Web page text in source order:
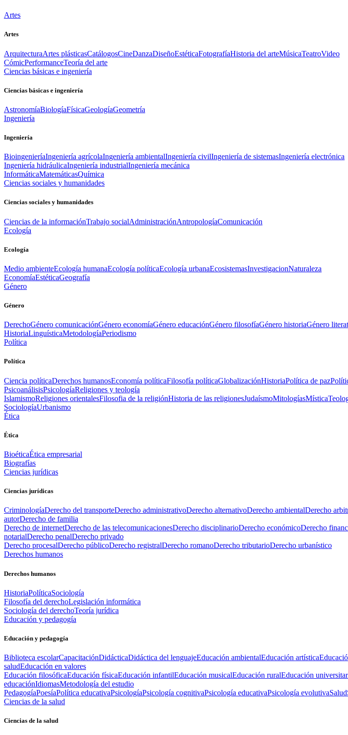
Artes
Artes
ArquitecturaArtes plásticasCatálogosCineDanzaDiseñoEstéticaFotografíaHistoria del arteMúsicaTeatroVideo
CómicPerformanceTeoría del arte
Ciencias básicas e ingeniería
Ciencias básicas e ingeniería
AstronomíaBiologíaFísicaGeologíaGeometría
Ingeniería
Ingeniería
BioingenieríaIngeniería agrícolaIngeniería ambientalIngeniería civilIngeniería de sistemasIngeniería electrónica
Ingeniería hidráulicaIngeniería industrialIngeniería mecánica
InformáticaMatemáticasQuímica
Ciencias sociales y humanidades
Ciencias sociales y humanidades
Ciencias de la informaciónTrabajo socialAdministraciónAntropologíaComunicación
Ecología
Ecología
Medio ambienteEcología humanaEcología políticaEcología urbanaEcosistemasInvestigacionNaturaleza
EconomíaEstéticaGeografía
Género
Género
DerechoGénero comunicaciónGénero economíaGénero educaciónGénero filosofíaGénero historiaGénero
HistoriaLinguísticaMetodologíaPeriodismo
Política
Política
Ciencia políticaDerechos humanosEconomía políticaFilosofía políticaGlobalizaciónHistoriaPolítica de paz
PsicoanálisisPsicologíaReligiones y teología
IslamismoReligiones orientalesFilosofia de la religiónHistoria de las religionesJudaísmoMitologíasMística
SociologíaUrbanismo
Ética
Ética
BioéticaÉtica empresarial
Biografías
Ciencias jurídicas
Ciencias jurídicas
CriminologíaDerecho del transporteDerecho administrativoDerecho alternativoDerecho ambientalDerecho
autorDerecho de familia
Derecho de internetDerecho de las telecomunicacionesDerecho disciplinarioDerecho económicoDerecho
notarialDerecho penalDerecho privado
Derecho procesalDerecho públicoDerecho registralDerecho romanoDerecho tributarioDerecho urbanístico
Derechos humanos
Derechos humanos
HistoriaPolíticaSociología
Filosofía del derechoLegislación informática
Sociología del derechoTeoría jurídica
Educación y pedagogía
Educación y pedagogía
Biblioteca escolarCapacitaciónDidácticaDidáctica del lenguajeEducación ambientalEducación artística
saludEducación en valores
Educación filosóficaEducación físicaEducación infantilEducación musicalEducación ruralEducación
educaciónIdiomasMetodología del estudio
PedagogíaPoesíaPolítica educativaPsicologíaPsicología cognitivaPsicología educativaPsicología evolutivaSalud
Ciencias de la salud
Ciencias de la salud